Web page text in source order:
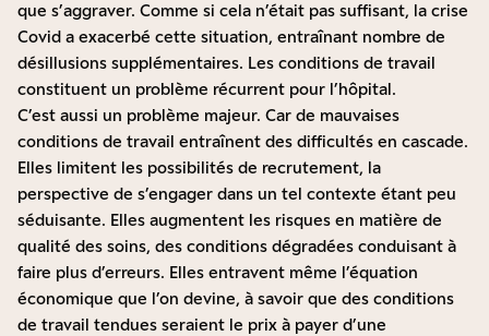
que s’aggraver. Comme si cela n’était pas suffisant, la crise
Covid a exacerbé cette situation, entraînant nombre de
désillusions supplémentaires. Les conditions de travail
constituent un problème récurrent pour l’hôpital.
C’est aussi un problème majeur. Car de mauvaises
conditions de travail entraînent des difficultés en cascade.
Elles limitent les possibilités de recrutement, la
perspective de s’engager dans un tel contexte étant peu
séduisante. Elles augmentent les risques en matière de
qualité des soins, des conditions dégradées conduisant à
faire plus d’erreurs. Elles entravent même l’équation
économique que l’on devine, à savoir que des conditions
de travail tendues seraient le prix à payer d’une